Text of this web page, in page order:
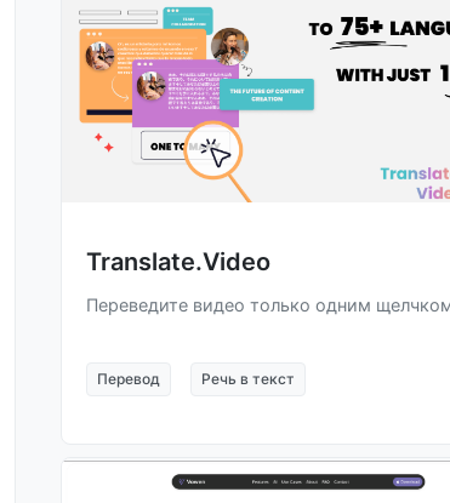
Translate.Video
Переведите видео только одним
Перевод Речь в текст